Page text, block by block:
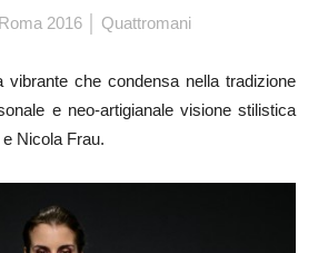
vibrante che condensa nella tradizione
e neo-artigianale visione stilistica
Nicola Frau.